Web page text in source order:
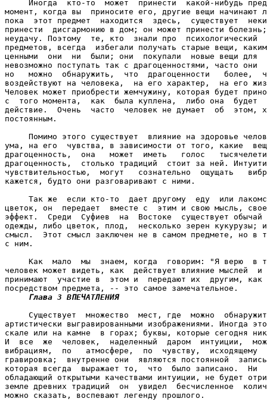
Иногда  кто-то  может  принести  какой-нибудь
момент, когда вы  приносите его, другие вещи начинают
пока  этот предмет  находится  здесь,  существует
принести  дисгармонию в дом; он может принести
неудачу. Поэтому  те, кто  знали про  психологический
предметов, всегда  избегали получать старые вещи,
ценными  они  ни  были; они  покупали  новые вещи для
невозможно поступать так с драгоценностями, часто они
но   можно  обнаружить,  что  драгоценности   более,
воздействуют на человека,  на его характер,  на его
Человек может приобрести жемчужину, которая будет
с  того момента,  как  была куплена,  либо она  будет
действие.  Очень  часто  человек не думает  об  этом,
постоянным.
Помимо этого существует  влияние на здоровье
ума, на его  чувства, в зависимости от того, какие
драгоценность,  она   может  иметь   голос
драгоценность,  столько традиций  стоит за ней.
чувствительностью,  могут   сознательно  ощущать
кажется, будто они разговаривают с ними.
Так же  если кто-то  дает другому  еду  или
цветок, он  передает  вместе с  этим и свою мысль,
эффект.  Среди  Суфиев  на  Востоке  существует обычай
одежды, либо цветок, плод,  несколько зерен кукурузы;
смысл.  Этот смысл заключен не в самом предмете, но в
с ним.
Как  мало  мы  знаем, когда  говорим: "Я верю  в
человек может видеть, как  действует влияние мыслей
принимают  участие в  этом и  передают их  другим, как
посредством предмета, -- это самое замечательное.
Глава 3 ВПЕЧАТЛЕНИЯ
Существует  множество  мест, где  можно
артистически выгравированными изображениями. Иногда
скале или на камне  в горах; буквы, которые сегодня
И  все  же  человек,  наделенный  даром  интуиции,
вибрациям,  по   атмосфере,  по  чувству,
гравировка;  внутренне они  являются постоянной
которая всегда  выражает то,  что  было записано.  Ни
обладающий открытыми качествами интуиции, не будет
земле древних традиций  он  увидел  бесчисленное
можно сказать, воспевают легенду прошлого.